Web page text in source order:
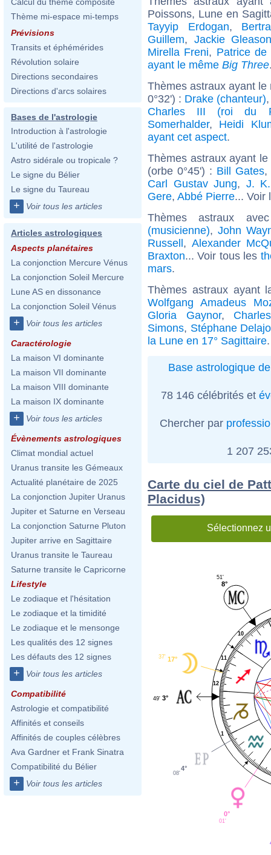
Thème mi-espace mi-temps
Prévisions
Transits et éphémérides
Révolution solaire
Directions secondaires
Directions d'arcs solaires
Bases de l'astrologie
Introduction à l'astrologie
L'utilité de l'astrologie
Astro sidérale ou tropicale ?
Le signe du Bélier
Le signe du Taureau
+ Voir tous les articles
Articles astrologiques
Aspects planétaires
La conjonction Mercure Vénus
La conjonction Soleil Mercure
Lune AS en dissonance
La conjonction Soleil Vénus
+ Voir tous les articles
Caractérologie
La maison VI dominante
La maison VII dominante
La maison VIII dominante
La maison IX dominante
+ Voir tous les articles
Évènements astrologiques
Climat mondial actuel
Uranus transite les Gémeaux
Actualité planétaire de 2025
La conjonction Jupiter Uranus
Jupiter et Saturne en Verseau
La conjonction Saturne Pluton
Jupiter arrive en Sagittaire
Uranus transite le Taureau
Saturne transite le Capricorne
Lifestyle
Le zodiaque et l'hésitation
Le zodiaque et la timidité
Le zodiaque et le mensonge
Les qualités des 12 signes
Les défauts des 12 signes
+ Voir tous les articles
Compatibilité
Astrologie et compatibilité
Affinités et conseils
Affinités de couples célèbres
Ava Gardner et Frank Sinatra
Compatibilité du Bélier
+ Voir tous les articles
Poissons, Lune en
Tayyip Erdogan,
Guillem, Jackie Gleason
Mirella Freni, Patrice de
ayant le même Big Three
Thèmes astraux ayant
0°32') : Drake (chanteur)
Charles III (roi du
Somerhalder, Heidi
ayant cet aspect.
Thèmes astraux ayant
(orbe 0°45') : Bill Gates,
Carl Gustav Jung, J.
Gere, Abbé Pierre... Voir
Thèmes astraux
(musicienne), John
Russell, Alexander
Braxton... Voir tous les
mars.
Thèmes astraux ayant
Wolfgang Amadeus
Gloria Gaynor,
Simons, Stéphane
la Lune en 17° Sagittaire.
Base astrologique
78 146 célébrités et
Chercher par
1 207
Carte du ciel de
Placidus)
Sélectionnez
1
10
11
12
8°
51'
17°
37'
3°
49'
4°
08'
0°
01'